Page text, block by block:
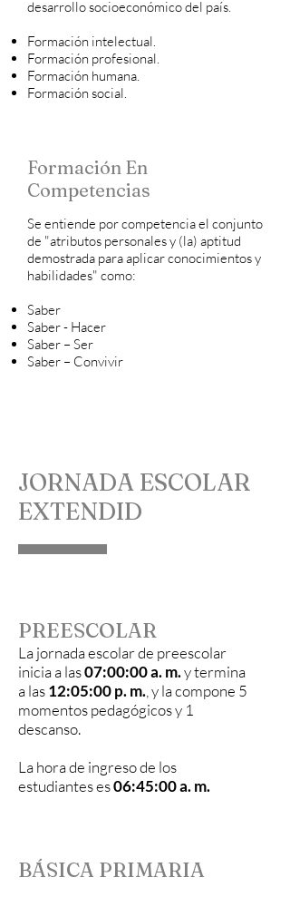
desarrollo socioeconómico del país.
Formación intelectual.
Formación profesional.
Formación humana.
Formación social.
Formación En
Competencias
Se entiende por competencia el conjunto
de "atributos personales y (la) aptitud
demostrada para aplicar conocimientos y
habilidades" como:
Saber
Saber - Hacer
Saber – Ser
Saber – Convivir
JORNADA ESCOLAR
EXTENDID
PREESCOLAR
La jornada escolar de preescolar
inicia a las07:00:00 a. m.y termina
a las12:05:00 p. m. , y la compone 5
momentos pedagógicos y 1
descanso.
La hora de ingreso de los
estudiantes es06:45:00 a. m.
BÁSICA PRIMARIA